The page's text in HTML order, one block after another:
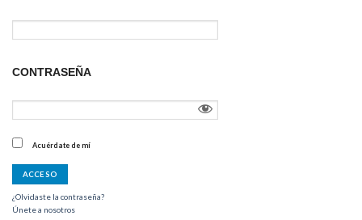
CONTRASEÑA
Acuérdate de mí
¿Olvidaste la contraseña?
Únete a nosotros